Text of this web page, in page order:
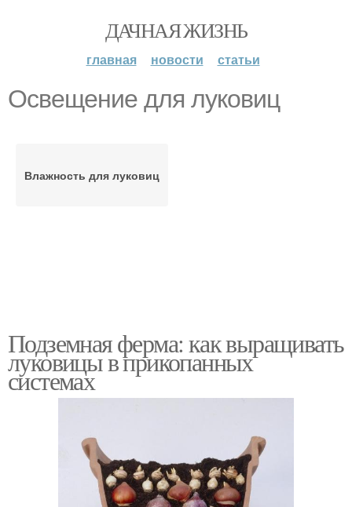
ДАЧНАЯ ЖИЗНЬ
главная новости статьи
Освещение для луковиц
Влажность для луковиц
Подземная ферма: как выращивать
луковицы в прикопанных
системах